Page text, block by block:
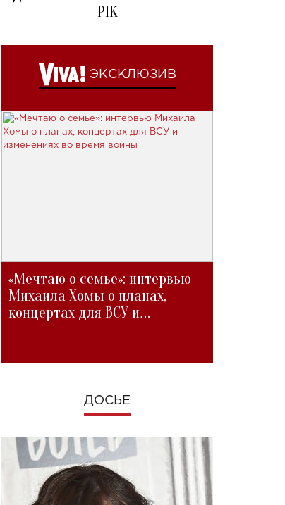
РІК
ЭКСКЛЮЗИВ
«Мечтаю о семье»: интервью
Михаила Хомы о планах,
концертах для ВСУ и
ДОСЬЕ